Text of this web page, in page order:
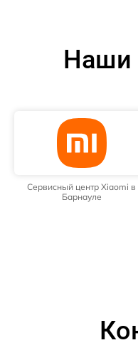
Наши
Сервисный центр Xiaomi в
Барнауле